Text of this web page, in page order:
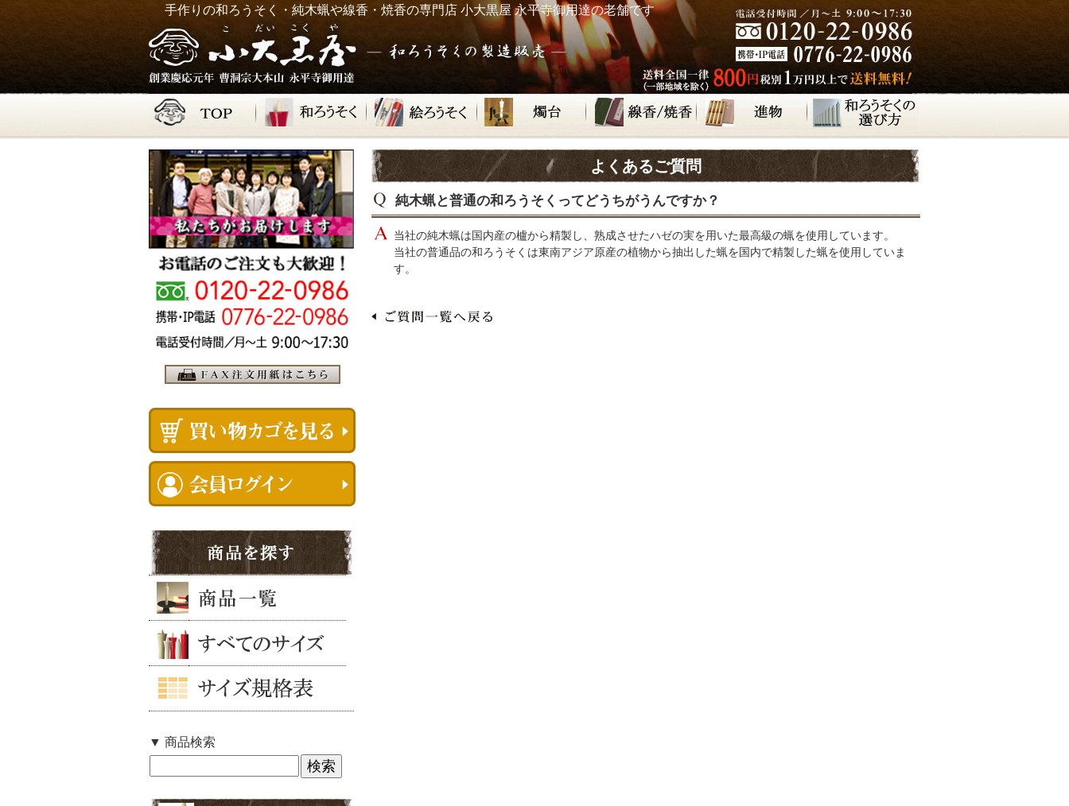
手作りの和ろうそく・純木蝋や線香・焼香の専門店 小大黒屋 永平寺御用達の老舗です
よくあるご質問
純木蝋と普通の和ろうそくってどうちがうんですか？
当社の純木蝋は国内産の櫨から精製し、熟成させたハゼの実を用いた最高級の蝋を使用しています。
当社の普通品の和ろうそくは東南アジア原産の植物から抽出した蝋を国内で精製した蝋を使用していま
す。
▼ 商品検索